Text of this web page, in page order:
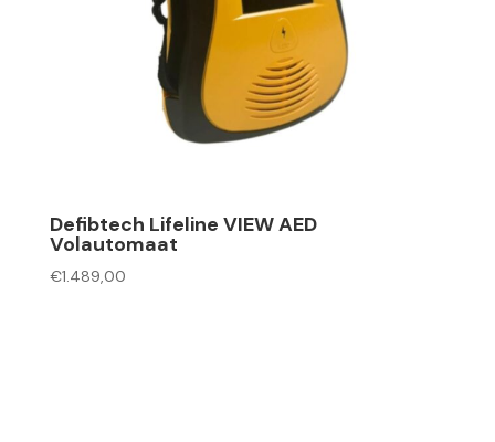
Defibtech Lifeline VIEW AED
Volautomaat
€1.489,00